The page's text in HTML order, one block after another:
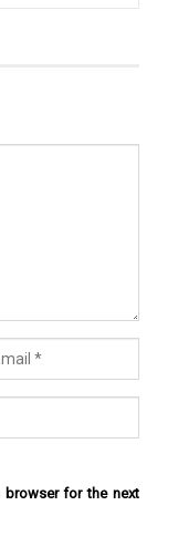
browser for the next